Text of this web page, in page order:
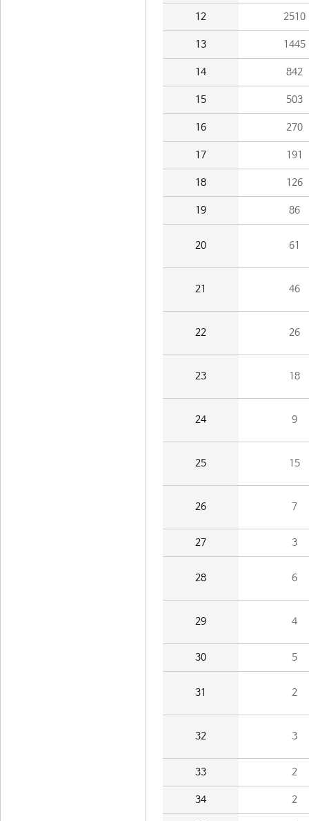
12 2510
13 1445
14 842
15 503
16 270
17 191
18 126
19 86
20 61
21 46
22 26
23 18
24 9
25 15
26 7
27 3
28 6
29 4
30 5
31 2
32 3
33 2
34 2